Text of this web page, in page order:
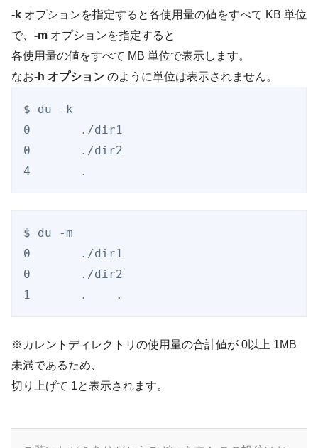
-k オプションを指定すると各使用量の値をすべて KB 単位
で、 -m オプションを指定すると
各使用量の値をすべて MB 単位で表示します。
なお-h オプション のように単位は表示されません。
$ du -k
0       ./dir1
0       ./dir2
$ du -m
0       ./dir1
0       ./dir2
※カレントディレクトリの使用量の合計値が 0以上 1MB
未満であるため、
切り上げて 1と表示されます。